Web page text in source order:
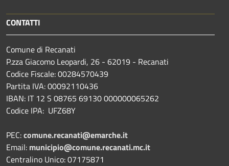
CONTATTI
Comune di Recanati
P.zza Giacomo Leopardi, 26 - 62019 - Recanati
Codice Fiscale: 00284570439
Partita IVA: 00092110436
IBAN: IT 12 S 08765 69130 000000065262
Codice IPA: UFZ68Y
PEC:comune.recanati@emarche.it
Email: municipio@comune.recanati.mc.it
Centralino Unico: 07175871